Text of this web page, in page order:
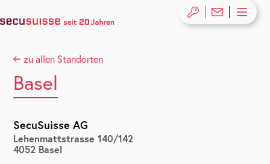
zu allen Standorten
Basel
SecuSuisse AG
Lehenmattstrasse 140/142
4052 Basel